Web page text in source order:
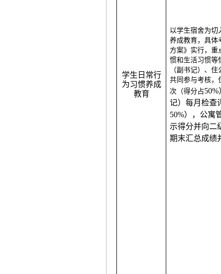
学生日常行
为习惯养成
教育
以学生宿舍为切
养成教育，具体
方案》实行，重
惯和生活习惯等
（副书记）、
共同参与考核，
次（得分占
记）每月检查
50%），公寓
示得分并向二
期末汇总成绩